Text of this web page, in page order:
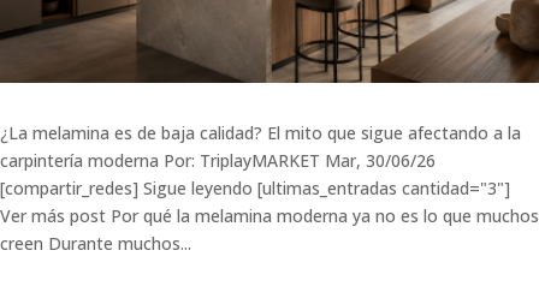
¿La melamina es de baja calidad? El mito que sigue afectando a la
carpintería moderna Por: TriplayMARKET Mar, 30/06/26
[compartir_redes] Sigue leyendo [ultimas_entradas cantidad="3"]
Ver más post Por qué la melamina moderna ya no es lo que muchos
creen Durante muchos...